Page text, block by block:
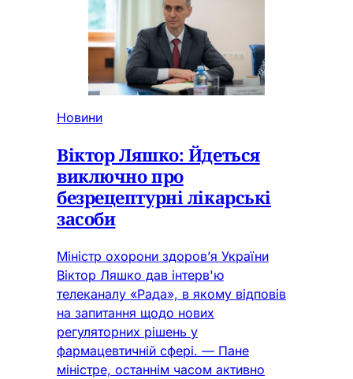
Новини
Віктор Ляшко: Йдеться
виключно про
безрецептурні лікарські
засоби
Міністр охорони здоров’я України
Віктор Ляшко дав інтерв'ю
телеканалу «Рада», в якому відповів
на запитання щодо нових
регуляторних рішень у
фармацевтичній сфері. — Пане
міністре, останнім часом активно